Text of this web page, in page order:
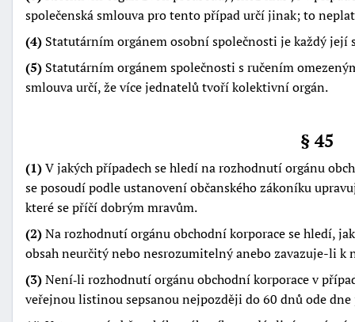
společenská smlouva pro tento případ určí jinak; to
(4) Statutárním orgánem osobní společnosti je každý její
(5) Statutárním orgánem společnosti s ručením
smlouva určí, že více jednatelů tvoří kolektivní orgán.
§ 45
(1)V jakých případech se hledí na rozhodnutí orgánu
se posoudí podle ustanovení občanského zákoníku
které se příčí dobrým mravům.
(2)Na rozhodnutí orgánu obchodní korporace se hledí,
obsah neurčitý nebo nesrozumitelný anebo zavazuje-li k
(3)Není‑li rozhodnutí orgánu obchodní korporace v
veřejnou listinou sepsanou nejpozději do 60 dnů ode